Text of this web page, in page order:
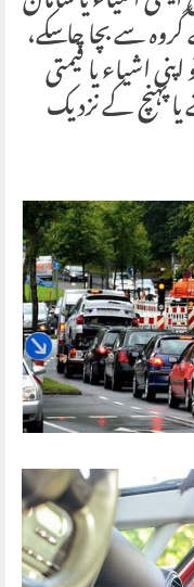
سے بچا جا سکے،
اشیاء یا قیمتی
پہنچ کے نزدیک